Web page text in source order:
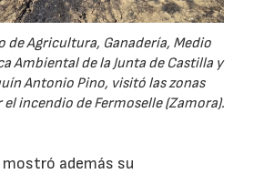
de Agricultura, Ganadería, Medio
Ambiental de la Junta de Castilla y
Antonio Pino, visitó las zonas
incendio de Fermoselle (Zamora).
además su